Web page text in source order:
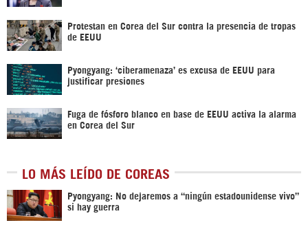
Protestan en Corea del Sur contra la presencia de tropas
de EEUU
Pyongyang: ‘ciberamenaza’ es excusa de EEUU para
justificar presiones
Fuga de fósforo blanco en base de EEUU activa la alarma
en Corea del Sur
LO MÁS LEÍDO DE COREAS
Pyongyang: No dejaremos a “ningún estadounidense vivo”
si hay guerra